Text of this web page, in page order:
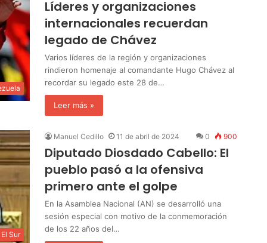
Líderes y organizaciones
internacionales recuerdan
legado de Chávez
Varios líderes de la región y organizaciones
rindieron homenaje al comandante Hugo Chávez al
recordar su legado este 28 de…
Leer más »
El Sur
Manuel Cedillo 11 de abril de 2024 0 900
Diputado Diosdado Cabello: El
pueblo pasó a la ofensiva
primero ante el golpe
En la Asamblea Nacional (AN) se desarrolló una
sesión especial con motivo de la conmemoración
de los 22 años del…